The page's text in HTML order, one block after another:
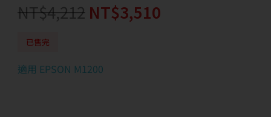
NT$4,212 NT$3,510
已售完
適用 EPSON M1200